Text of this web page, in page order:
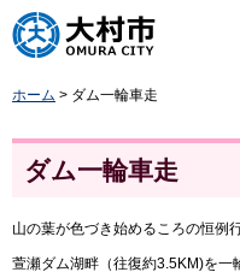
大村市
ホーム > ダム一輪車走
ダム一輪車走
山の葉が色づき始めるころの恒例
萱瀬ダム湖畔（往復約3.5KM)を一